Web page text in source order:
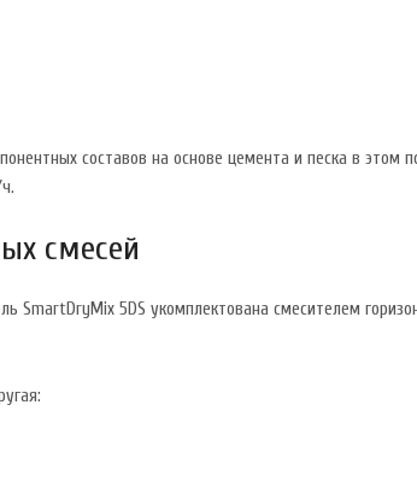
составов на основе цемента и песка в этом
смесей
5DS укомплектована смесителем